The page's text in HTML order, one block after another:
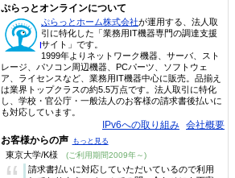
ぷらっとオンラインについて
ぷらっとホーム株式会社が運用する、法人取
引に特化した「業務用IT機器専門の調達支援
サイト」です。
1999年よりネットワーク機器、サーバ、スト
レージ、パソコン周辺機器、PCパーツ、ソフトウェ
ア、ライセンスなど、業務用IT機器中心に販売。品揃え
は業界トップクラスの約5.5万点です。法人取引に特化
し、学校・官公庁・一般法人のお客様の請求書後払いに
も対応しています。
IPv6への取り組み 会社概要
お客様からの声 もっと見る
東京大学/K様 (ご利用期間2009年～)
請求書払いに対応していただいているので利用